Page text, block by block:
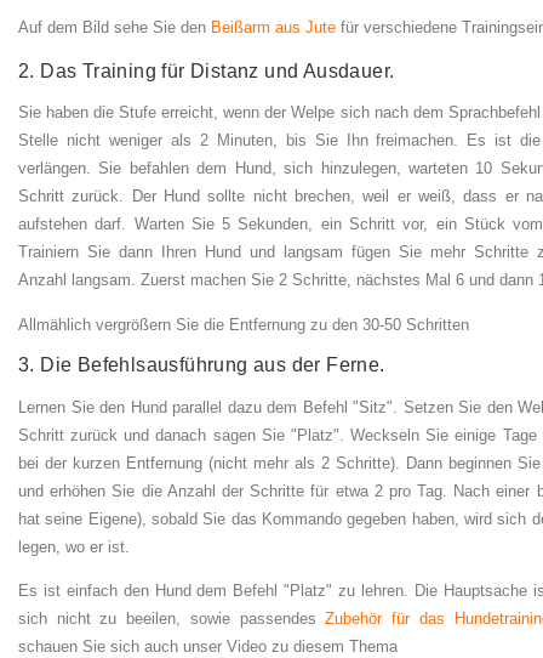
Auf dem Bild sehe Sie den Beißarm aus Jute für verschiedene
2. Das Training für Distanz und Ausdauer.
Sie haben die Stufe erreicht, wenn der Welpe sich nach dem
Stelle nicht weniger als 2 Minuten, bis Sie Ihn freimachen. Es ist
verlängen. Sie befahlen dem Hund, sich hinzulegen, warteten 10
Schritt zurück. Der Hund sollte nicht brechen, weil er weiß, dass er
aufstehen darf. Warten Sie 5 Sekunden, ein Schritt vor, ein Stück
Trainiern Sie dann Ihren Hund und langsam fügen Sie mehr Schritte
Anzahl langsam. Zuerst machen Sie 2 Schritte, nächstes Mal 6 und dann
Allmählich vergrößern Sie die Entfernung zu den 30-50 Schritten
3. Die Befehlsausführung aus der Ferne.
Lernen Sie den Hund parallel dazu dem Befehl "Sitz". Setzen Sie den
Schritt zurück und danach sagen Sie "Platz". Weckseln Sie einige Tage
bei der kurzen Entfernung (nicht mehr als 2 Schritte). Dann beginnen
und erhöhen Sie die Anzahl der Schritte für etwa 2 pro Tag. Nach einer
hat seine Eigene), sobald Sie das Kommando gegeben haben, wird sich
legen, wo er ist.
Es ist einfach den Hund dem Befehl "Platz" zu lehren. Die Hauptsache
sich nicht zu beeilen, sowie passendesZubehör für das
schauen Sie sich auch unser Video zu diesem Thema